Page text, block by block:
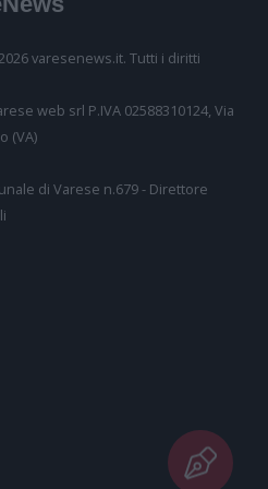
vostro lutto.
al trattamento
come conserveremo i tuoi
e richiederci la loro
dei miei dati personali ai
per le finalità di cui all’art. 2
varesenews.it. Tutti i diritti
web srl P.IVA 02588310124, Via
(VA)
di Varese n.679 - Direttore